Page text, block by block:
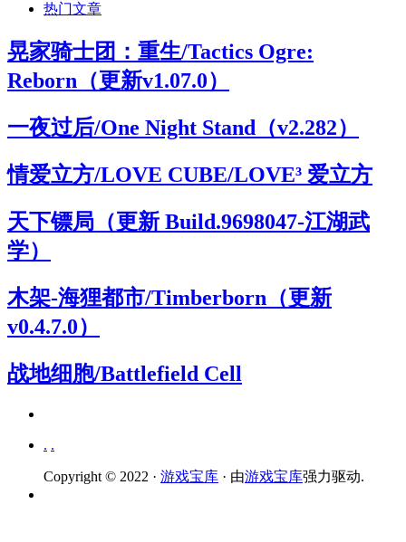
热门文章
晃家骑士团：重生/Tactics Ogre:
Reborn（更新v1.07.0）
一夜过后/One Night Stand（v2.282）
情爱立方/LOVE CUBE/LOVE³ 爱立方
天下镖局（更新 Build.9698047-江湖武
学）
木架-海狸都市/Timberborn（更新
v0.4.7.0）
战地细胞/Battlefield Cell
. .
Copyright © 2022 · 游戏宝库 · 由游戏宝库强力驱动.